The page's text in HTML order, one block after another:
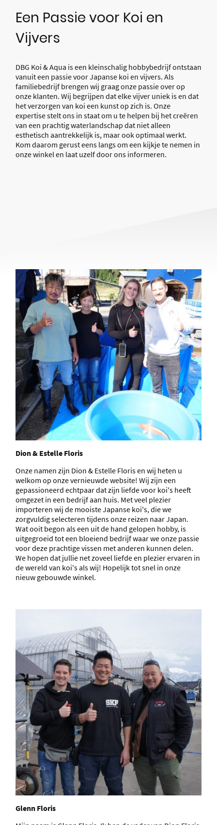
Een Passie voor Koi en
Vijvers
DBG Koi & Aqua is een kleinschalig hobbybedrijf ontstaan
vanuit een passie voor Japanse koi en vijvers. Als
familiebedrijf brengen wij graag onze passie over op
onze klanten. Wij begrijpen dat elke vijver uniek is en dat
het verzorgen van koi een kunst op zich is. Onze
expertise stelt ons in staat om u te helpen bij het creëren
van een prachtig waterlandschap dat niet alleen
esthetisch aantrekkelijk is, maar ook optimaal werkt.
Kom daarom gerust eens langs om een kijkje te nemen in
onze winkel en laat uzelf door ons informeren.
Dion & Estelle Floris
Onze namen zijn Dion & Estelle Floris en wij heten u
welkom op onze vernieuwde website! Wij zijn een
gepassioneerd echtpaar dat zijn liefde voor koi's heeft
omgezet in een bedrijf aan huis. Met veel plezier
importeren wij de mooiste Japanse koi's, die we
zorgvuldig selecteren tijdens onze reizen naar Japan.
Wat ooit begon als een uit de hand gelopen hobby, is
uitgegroeid tot een bloeiend bedrijf waar we onze passie
voor deze prachtige vissen met anderen kunnen delen.
We hopen dat jullie net zoveel liefde en plezier ervaren in
de wereld van koi's als wij! Hopelijk tot snel in onze
nieuw gebouwde winkel.
Glenn Floris